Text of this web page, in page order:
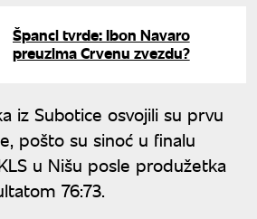
Španci tvrde: Ibon Navaro
preuzima Crvenu zvezdu?
iz Subotice osvojili su prvu
pošto su sinoć u finalu
u Nišu posle produžetka
76:73.